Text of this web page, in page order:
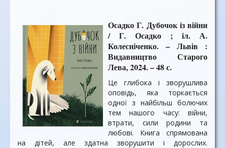
Осадко Г. Дубочок із війни
/ Г. Осадко ; іл. А.
Колесніченко. – Львів :
Видавництво Старого
Лева, 2024. – 48 с.
Це глибока і зворушлива
оповідь, яка торкається
одної з найбільш болючих
тем нашого часу: війни,
втрати, сили родини та
любові. Книга спрямована
на дітей, але здатна зворушити і дорослих.